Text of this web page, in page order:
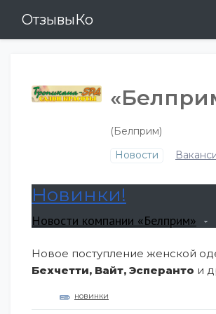
ОтзывыКо
(Белприм)
Новости
Новинки!
Новости компании «Белприм»
Новое поступление женской
Бехчетти, Вайт, Эсперанто и
новинки